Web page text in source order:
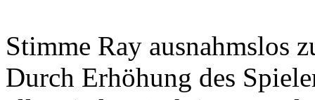
Stimme Ray ausnahmslos
Durch Erhöhung des